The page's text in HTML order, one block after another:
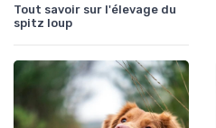
Tout savoir sur l'élevage du
spitz loup